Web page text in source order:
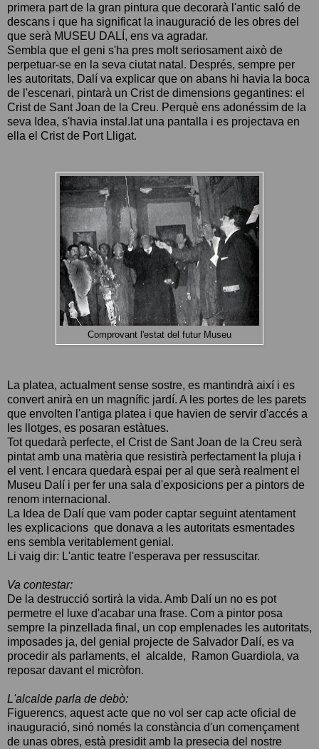
primera part de la gran pintura que decorarà l'antic saló de
descans i que ha significat la inauguració de les obres del
que serà MUSEU DALÍ, ens va agradar.
Sembla que el geni s'ha pres molt seriosament això de
perpetuar-se en la seva ciutat natal. Després, sempre per
les autoritats, Dalí va explicar que on abans hi havia la boca
de l'escenari, pintarà un Crist de dimensions gegantines: el
Crist de Sant Joan de la Creu. Perquè ens adonéssim de la
seva Idea, s'havia instal.lat una pantalla i es projectava en
ella el Crist de Port Lligat.
Comprovant l'estat del futur Museu
La platea, actualment sense sostre, es mantindrà així i es
convert anirà en un magnífic jardí. A les portes de les parets
que envolten l'antiga platea i que havien de servir d'accés a
les llotges, es posaran estàtues.
Tot quedarà perfecte, el Crist de Sant Joan de la Creu serà
pintat amb una matèria que resistirà perfectament la pluja i
el vent. I encara quedarà espai per al que serà realment el
Museu Dalí i per fer una sala d'exposicions per a pintors de
renom internacional.
La Idea de Dalí que vam poder captar seguint atentament
les explicacions que donava a les autoritats esmentades
ens sembla veritablement genial.
Li vaig dir: L'antic teatre l'esperava per ressuscitar.
Va contestar:
De la destrucció sortirà la vida. Amb Dalí un no es pot
permetre el luxe d'acabar una frase. Com a pintor posa
sempre la pinzellada final, un cop emplenades les autoritats,
imposades ja, del genial projecte de Salvador Dalí, es va
procedir als parlaments, el alcalde, Ramon Guardiola, va
reposar davant el micròfon.
L'alcalde parla de debò:
Figuerencs, aquest acte que no vol ser cap acte oficial de
inauguració, sinó només la constància d'un començament
de unas obres, està presidit amb la presecia del nostre